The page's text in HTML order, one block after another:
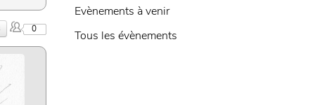
0
Evènements à venir
Tous les évènements